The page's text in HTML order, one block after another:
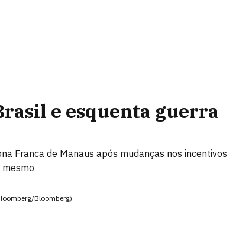
e esquenta guerra
Franca de Manaus após mudanças nos incentivos
mesmo
Bloomberg)